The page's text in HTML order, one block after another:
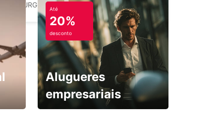
EDINBURGH - UNITED KINGDOM
Até
20%
desconto
Alugueres
empresariais